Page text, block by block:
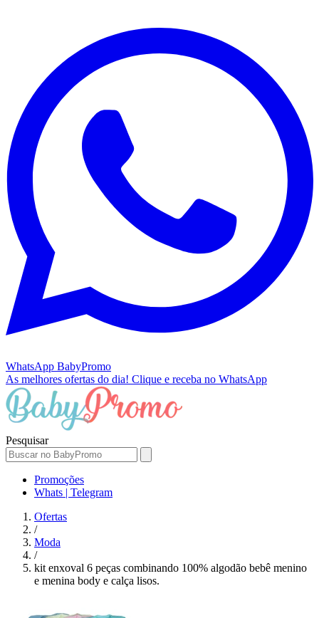
WhatsApp BabyPromo
As melhores ofertas do dia! Clique e receba no WhatsApp
Pesquisar
Promoções
Whats | Telegram
Ofertas
/
Moda
/
kit enxoval 6 peças combinando 100% algodão bebê menino
e menina body e calça lisos.